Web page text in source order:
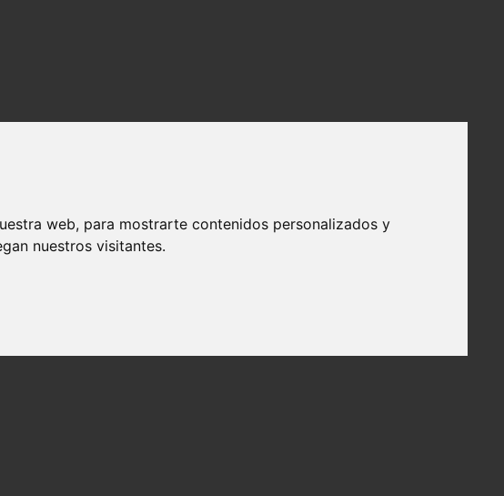
web, para mostrarte contenidos personalizados y
nuestros visitantes.